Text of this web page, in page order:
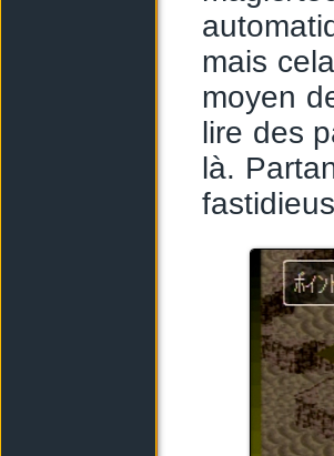
mais
moyen
lire des
là.